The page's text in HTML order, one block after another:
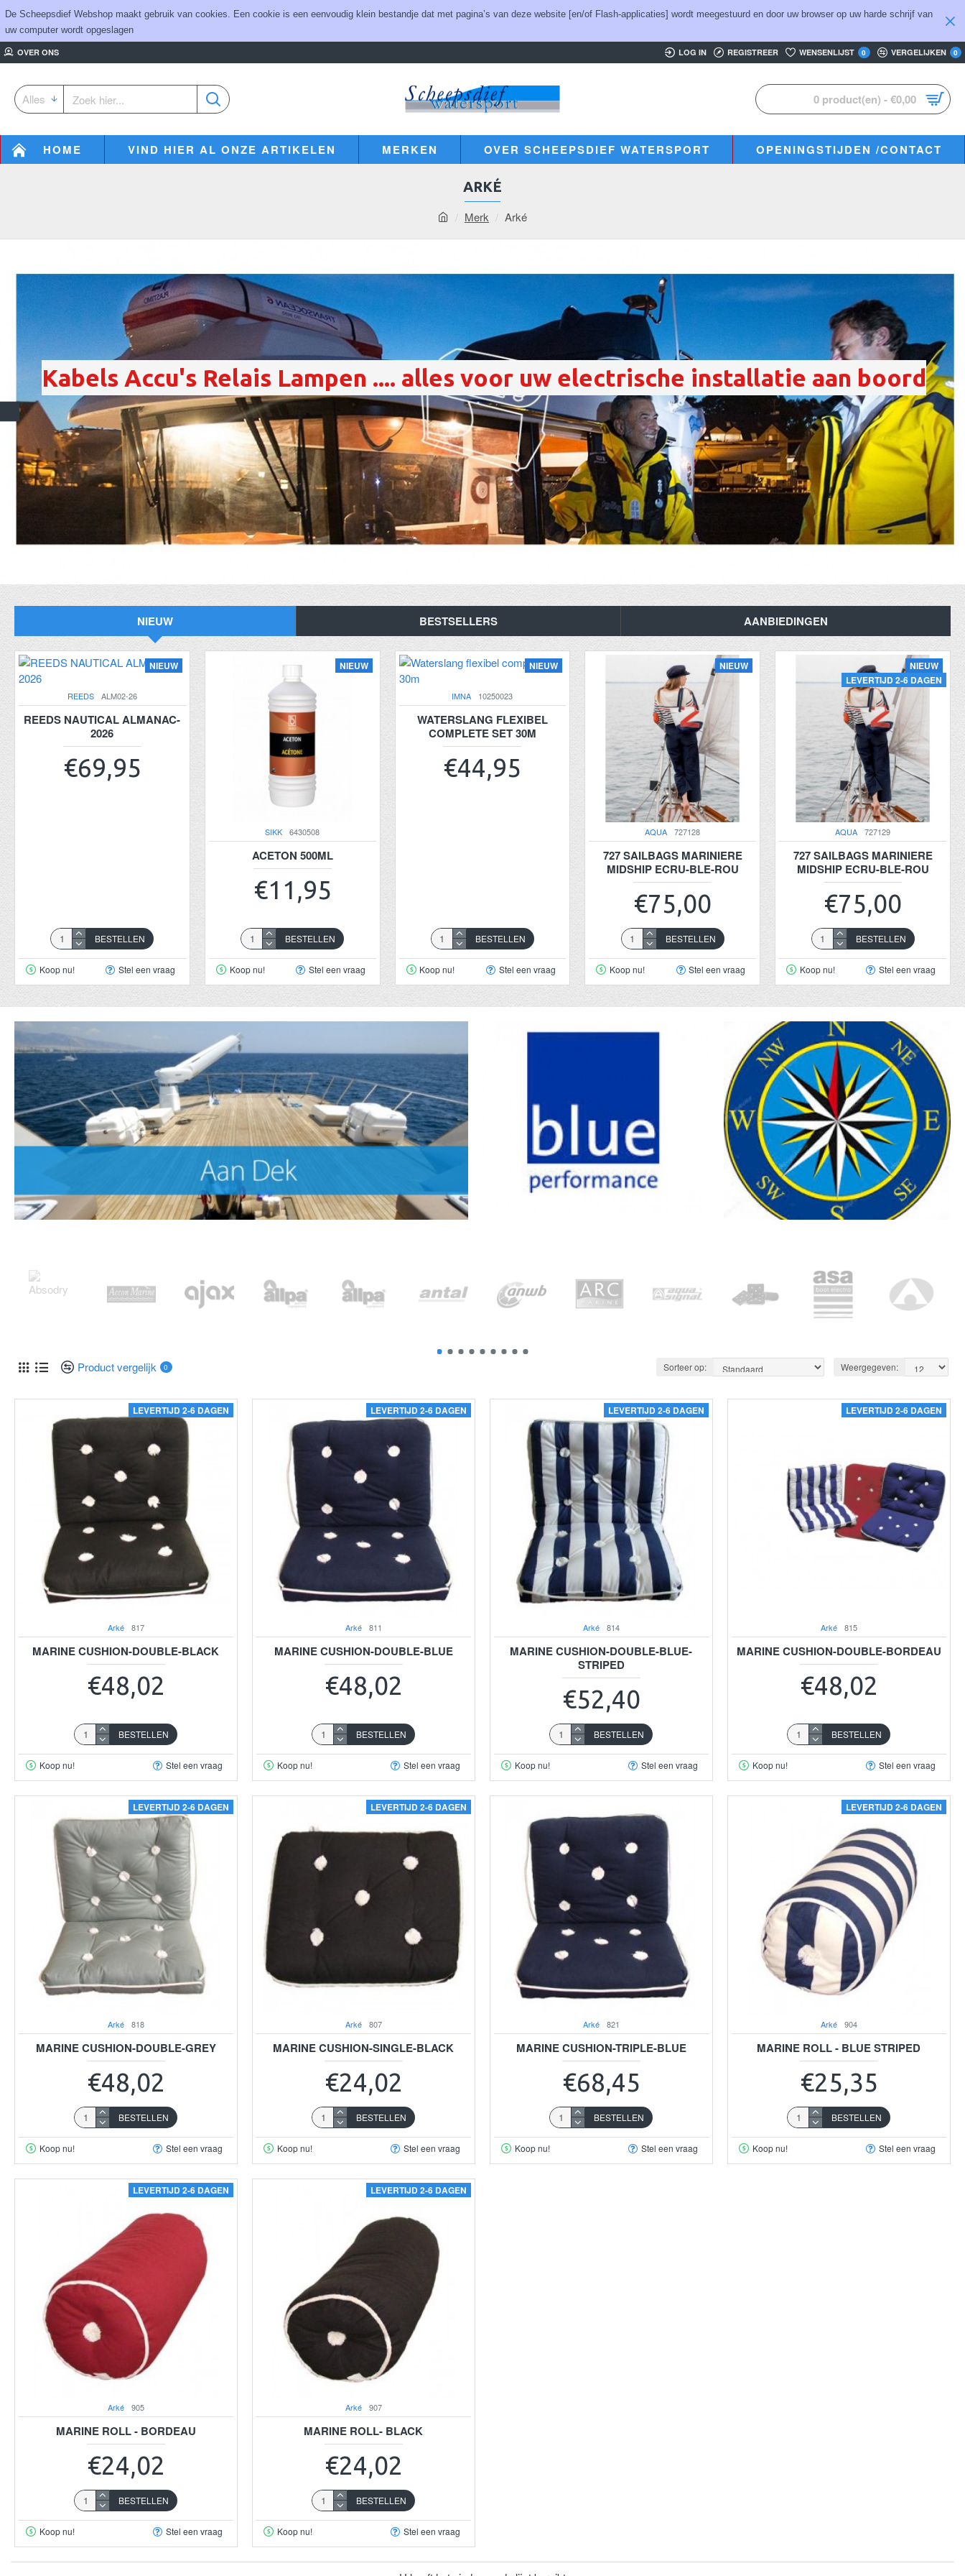
De Scheepsdief Webshop maakt gebruik van cookies. Een cookie is een eenvoudig klein bestandje dat met pagina’s van deze website [en/of Flash-applicaties] wordt meegestuurd en door uw browser op uw harde schrijf van
uw computer wordt opgeslagen
OVER ONS LOG IN REGISTREER WENSENLIJST 0 VERGELIJKEN 0
Alles 0 product(en) - €0,00
HOME VIND HIER AL ONZE ARTIKELEN MERKEN OVER SCHEEPSDIEF WATERSPORT OPENINGSTIJDEN /CONTACT
Merk Arké
ARKÉ
Kabels Accu's Relais Lampen .... alles voor uw electrische installatie aan boord
NIEUW BESTSELLERS AANBIEDINGEN
NIEUW
REEDS ALM02-26
REEDS NAUTICAL ALMANAC-
2026
€69,95
BESTELLEN
Koop nu! Stel een vraag
NIEUW
SIKK 6430508
ACETON 500ML
€11,95
BESTELLEN
Koop nu! Stel een vraag
NIEUW
IMNA 10250023
WATERSLANG FLEXIBEL
COMPLETE SET 30M
€44,95
BESTELLEN
Koop nu! Stel een vraag
NIEUW
AQUA 727128
727 SAILBAGS MARINIERE
MIDSHIP ECRU-BLE-ROU
€75,00
BESTELLEN
Koop nu! Stel een vraag
NIEUW
LEVERTIJD 2-6 DAGEN
AQUA 727129
727 SAILBAGS MARINIERE
MIDSHIP ECRU-BLE-ROU
€75,00
BESTELLEN
Koop nu! Stel een vraag
Product vergelijk 0 Sorteer op: Weergegeven:
LEVERTIJD 2-6 DAGEN
Arké 817
MARINE CUSHION-DOUBLE-BLACK
€48,02
BESTELLEN
Koop nu! Stel een vraag
LEVERTIJD 2-6 DAGEN
Arké 811
MARINE CUSHION-DOUBLE-BLUE
€48,02
BESTELLEN
Koop nu! Stel een vraag
LEVERTIJD 2-6 DAGEN
Arké 814
MARINE CUSHION-DOUBLE-BLUE-
STRIPED
€52,40
BESTELLEN
Koop nu! Stel een vraag
LEVERTIJD 2-6 DAGEN
Arké 815
MARINE CUSHION-DOUBLE-BORDEAU
€48,02
BESTELLEN
Koop nu! Stel een vraag
LEVERTIJD 2-6 DAGEN
Arké 818
MARINE CUSHION-DOUBLE-GREY
€48,02
BESTELLEN
Koop nu! Stel een vraag
LEVERTIJD 2-6 DAGEN
Arké 807
MARINE CUSHION-SINGLE-BLACK
€24,02
BESTELLEN
Koop nu! Stel een vraag
Arké 821
MARINE CUSHION-TRIPLE-BLUE
€68,45
BESTELLEN
Koop nu! Stel een vraag
LEVERTIJD 2-6 DAGEN
Arké 904
MARINE ROLL - BLUE STRIPED
€25,35
BESTELLEN
Koop nu! Stel een vraag
LEVERTIJD 2-6 DAGEN
Arké 905
MARINE ROLL - BORDEAU
€24,02
BESTELLEN
Koop nu! Stel een vraag
LEVERTIJD 2-6 DAGEN
Arké 907
MARINE ROLL- BLACK
€24,02
BESTELLEN
Koop nu! Stel een vraag